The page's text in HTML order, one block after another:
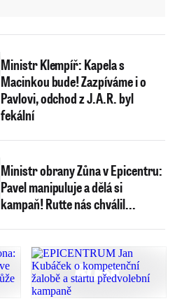
Ministr Klempíř: Kapela s
Macinkou bude! Zazpíváme i o
Pavlovi, odchod z J.A.R. byl
fekální
Ministr obrany Zůna v Epicentru:
Pavel manipuluje a dělá si
kampaň! Rutte nás chválil...